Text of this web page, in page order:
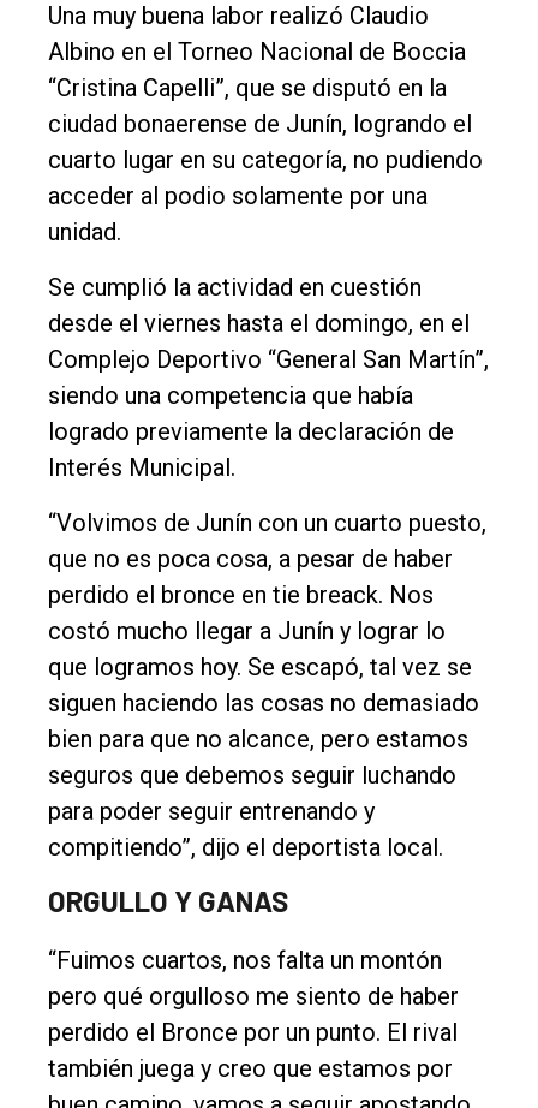
Cultura
Entrevistas
Rural
Deportes
Fúnebres
Edición
Empresa
Nosotros
Contacto
Una muy buena labor realizó Claudio
Albino en el Torneo Nacional de Boccia
“Cristina Capelli”, que se disputó en la
ciudad bonaerense de Junín, logrando el
cuarto lugar en su categoría, no pudiendo
acceder al podio solamente por una
unidad.
Se cumplió la actividad en cuestión
desde el viernes hasta el domingo, en el
Complejo Deportivo “General San Martín”,
siendo una competencia que había
logrado previamente la declaración de
Interés Municipal.
“Volvimos de Junín con un cuarto puesto,
que no es poca cosa, a pesar de haber
perdido el bronce en tie breack. Nos
costó mucho llegar a Junín y lograr lo
que logramos hoy. Se escapó, tal vez se
siguen haciendo las cosas no demasiado
bien para que no alcance, pero estamos
seguros que debemos seguir luchando
para poder seguir entrenando y
compitiendo”, dijo el deportista local.
ORGULLO Y GANAS
“Fuimos cuartos, nos falta un montón
pero qué orgulloso me siento de haber
perdido el Bronce por un punto. El rival
también juega y creo que estamos por